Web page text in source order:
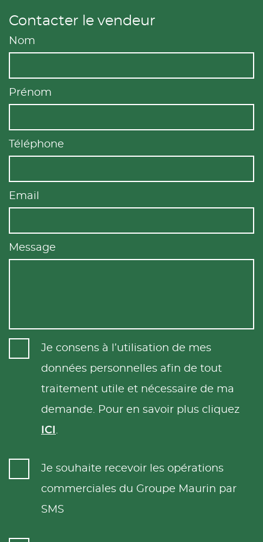
Contacter le vendeur
Nom
Prénom
Téléphone
Email
Message
Je consens à l’utilisation de mes
données personnelles afin de tout
traitement utile et nécessaire de ma
demande. Pour en savoir plus cliquez
ICI .
Je souhaite recevoir les opérations
commerciales du Groupe Maurin par
SMS